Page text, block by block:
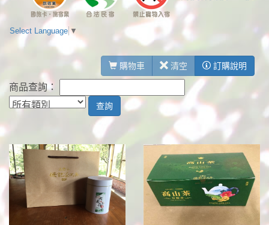
Select Language ▼
購物車 清空 訂購說明
商品查詢：